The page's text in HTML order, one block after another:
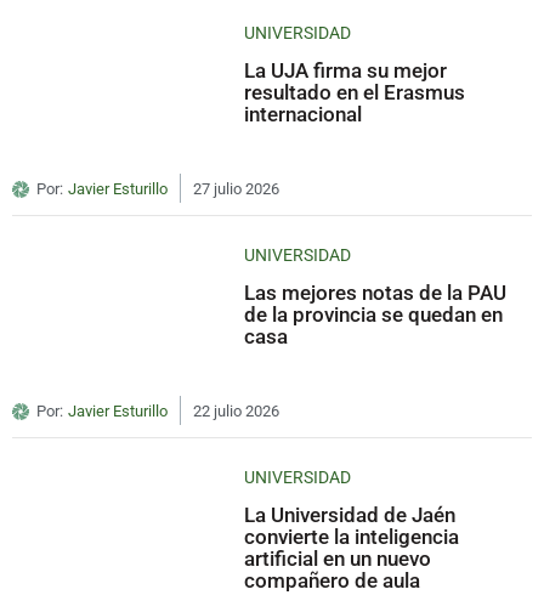
UNIVERSIDAD
La UJA firma su mejor
resultado en el Erasmus
internacional
Por: Javier Esturillo 27 julio 2026
UNIVERSIDAD
Las mejores notas de la PAU
de la provincia se quedan en
casa
Por: Javier Esturillo 22 julio 2026
UNIVERSIDAD
La Universidad de Jaén
convierte la inteligencia
artificial en un nuevo
compañero de aula